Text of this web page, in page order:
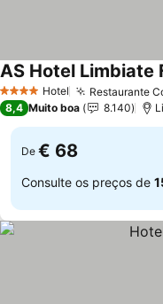
4 EstrelasHotel Restaurante
AS Hotel Limbiate
8,4 Muito boa 8.140
De € 68
Consulte os preços de